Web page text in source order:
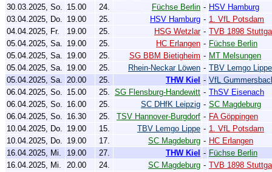
30.03.2025, So. 15.00 24. Füchse Berlin - HSV Hamburg
03.04.2025, Do. 19.00 25. HSV Hamburg - 1. VfL Potsdam
04.04.2025, Fr.
19.00 25. HSG Wetzlar - TVB 1898
05.04.2025, Sa. 19.00 25. HC Erlangen - Füchse Berlin
05.04.2025, Sa. 19.00 25. SG BBM Bietigheim - MT Melsungen
05.04.2025, Sa. 19.00 25. Rhein-Neckar Löwen - TBV Lemgo Lippe
05.04.2025, Sa. 20.00 25. THW Kiel - VfL
06.04.2025, So. 15.00 25. SG Flensburg-Handewitt - ThSV Eisenach
06.04.2025, So. 16.00 25. SC DHfK Leipzig - SC Magdeburg
06.04.2025, So. 16.30 25. TSV Hannover-Burgdorf - FA Göppingen
10.04.2025, Do. 19.00 15. TBV Lemgo Lippe - 1. VfL Potsdam
10.04.2025, Do. 19.00 17. SC Magdeburg - HC Erlangen
16.04.2025, Mi.
19.00 27. THW Kiel - Füchse Berlin
16.04.2025, Mi.
20.00 24. SC Magdeburg - TVB 1898